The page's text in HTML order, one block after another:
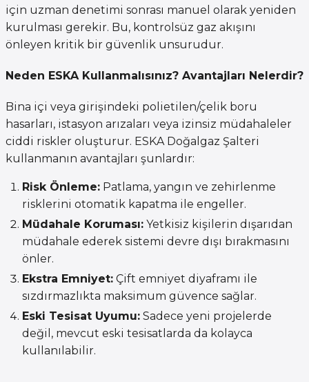
için uzman denetimi sonrası manuel olarak yeniden
kurulması gerekir. Bu, kontrolsüz gaz akışını
önleyen kritik bir güvenlik unsurudur.
Neden ESKA Kullanmalısınız? Avantajları Nelerdir?
Bina içi veya girişindeki polietilen/çelik boru
hasarları, istasyon arızaları veya izinsiz müdahaleler
ciddi riskler oluşturur. ESKA Doğalgaz Şalteri
kullanmanın avantajları şunlardır:
Risk Önleme: Patlama, yangın ve zehirlenme
risklerini otomatik kapatma ile engeller.
Müdahale Koruması: Yetkisiz kişilerin dışarıdan
müdahale ederek sistemi devre dışı bırakmasını
önler.
Ekstra Emniyet: Çift emniyet diyaframı ile
sızdırmazlıkta maksimum güvence sağlar.
Eski Tesisat Uyumu: Sadece yeni projelerde
değil, mevcut eski tesisatlarda da kolayca
kullanılabilir.